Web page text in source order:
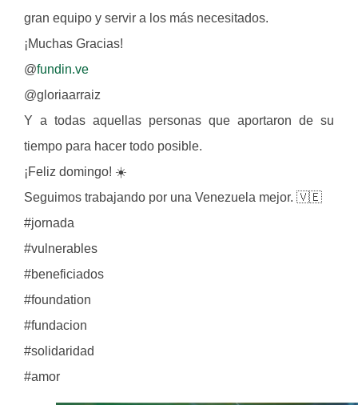
gran equipo y servir a los más necesitados.
¡Muchas Gracias!
@fundin.ve
@gloriaarraiz
Y a todas aquellas personas que aportaron de su
tiempo para hacer todo posible.
¡Feliz domingo! ☀️
Seguimos trabajando por una Venezuela mejor. 🇻🇪
#jornada
#vulnerables
#beneficiados
#foundation
#fundacion
#solidaridad
#amor